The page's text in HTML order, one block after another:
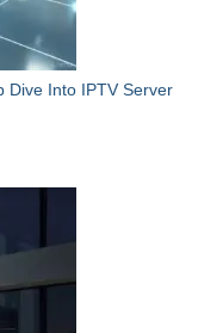
Dive Into IPTV Server